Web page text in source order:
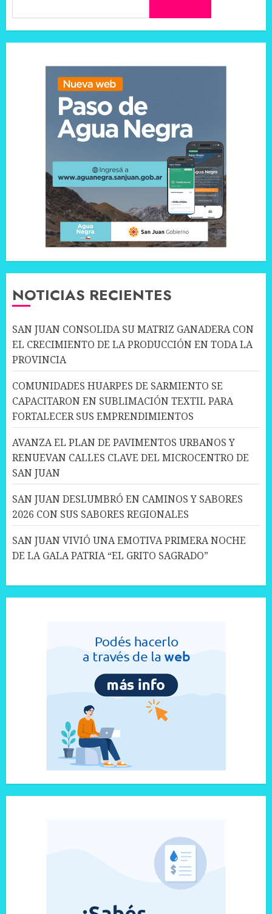
NOTICIAS RECIENTES
SAN JUAN CONSOLIDA SU MATRIZ GANADERA CON
EL CRECIMIENTO DE LA PRODUCCIÓN EN TODA LA
PROVINCIA
COMUNIDADES HUARPES DE SARMIENTO SE
CAPACITARON EN SUBLIMACIÓN TEXTIL PARA
FORTALECER SUS EMPRENDIMIENTOS
AVANZA EL PLAN DE PAVIMENTOS URBANOS Y
RENUEVAN CALLES CLAVE DEL MICROCENTRO DE
SAN JUAN
SAN JUAN DESLUMBRÓ EN CAMINOS Y SABORES
2026 CON SUS SABORES REGIONALES
SAN JUAN VIVIÓ UNA EMOTIVA PRIMERA NOCHE
DE LA GALA PATRIA “EL GRITO SAGRADO”